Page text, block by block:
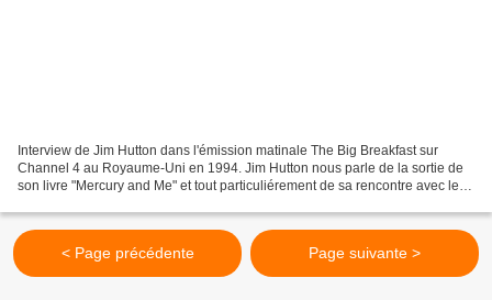
Interview de Jim Hutton dans l'émission matinale The Big Breakfast sur
Channel 4 au Royaume-Uni en 1994. Jim Hutton nous parle de la sortie de
son livre "Mercury and Me" et tout particuliérement de sa rencontre avec le
< Page précédente Page suivante >